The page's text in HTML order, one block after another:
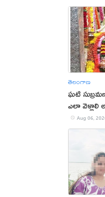
తెలంగాణ
ఘటి
ఎలా వెళ్లాలి
Aug 06,